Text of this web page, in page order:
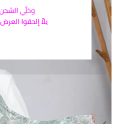
وخلّي
يلاّ إلحقوا